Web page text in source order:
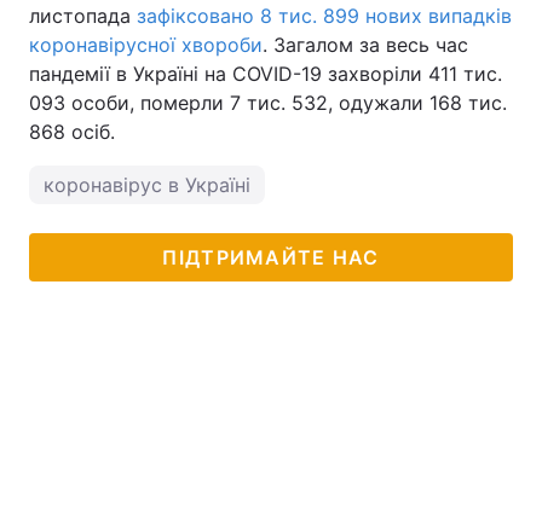
листопада зафіксовано 8 тис. 899 нових випадків
коронавірусної хвороби. Загалом за весь час
пандемії в Україні на COVID-19 захворіли 411 тис.
093 особи, померли 7 тис. 532, одужали 168 тис.
868 осіб.
коронавірус в Україні
ПІДТРИМАЙТЕ НАС